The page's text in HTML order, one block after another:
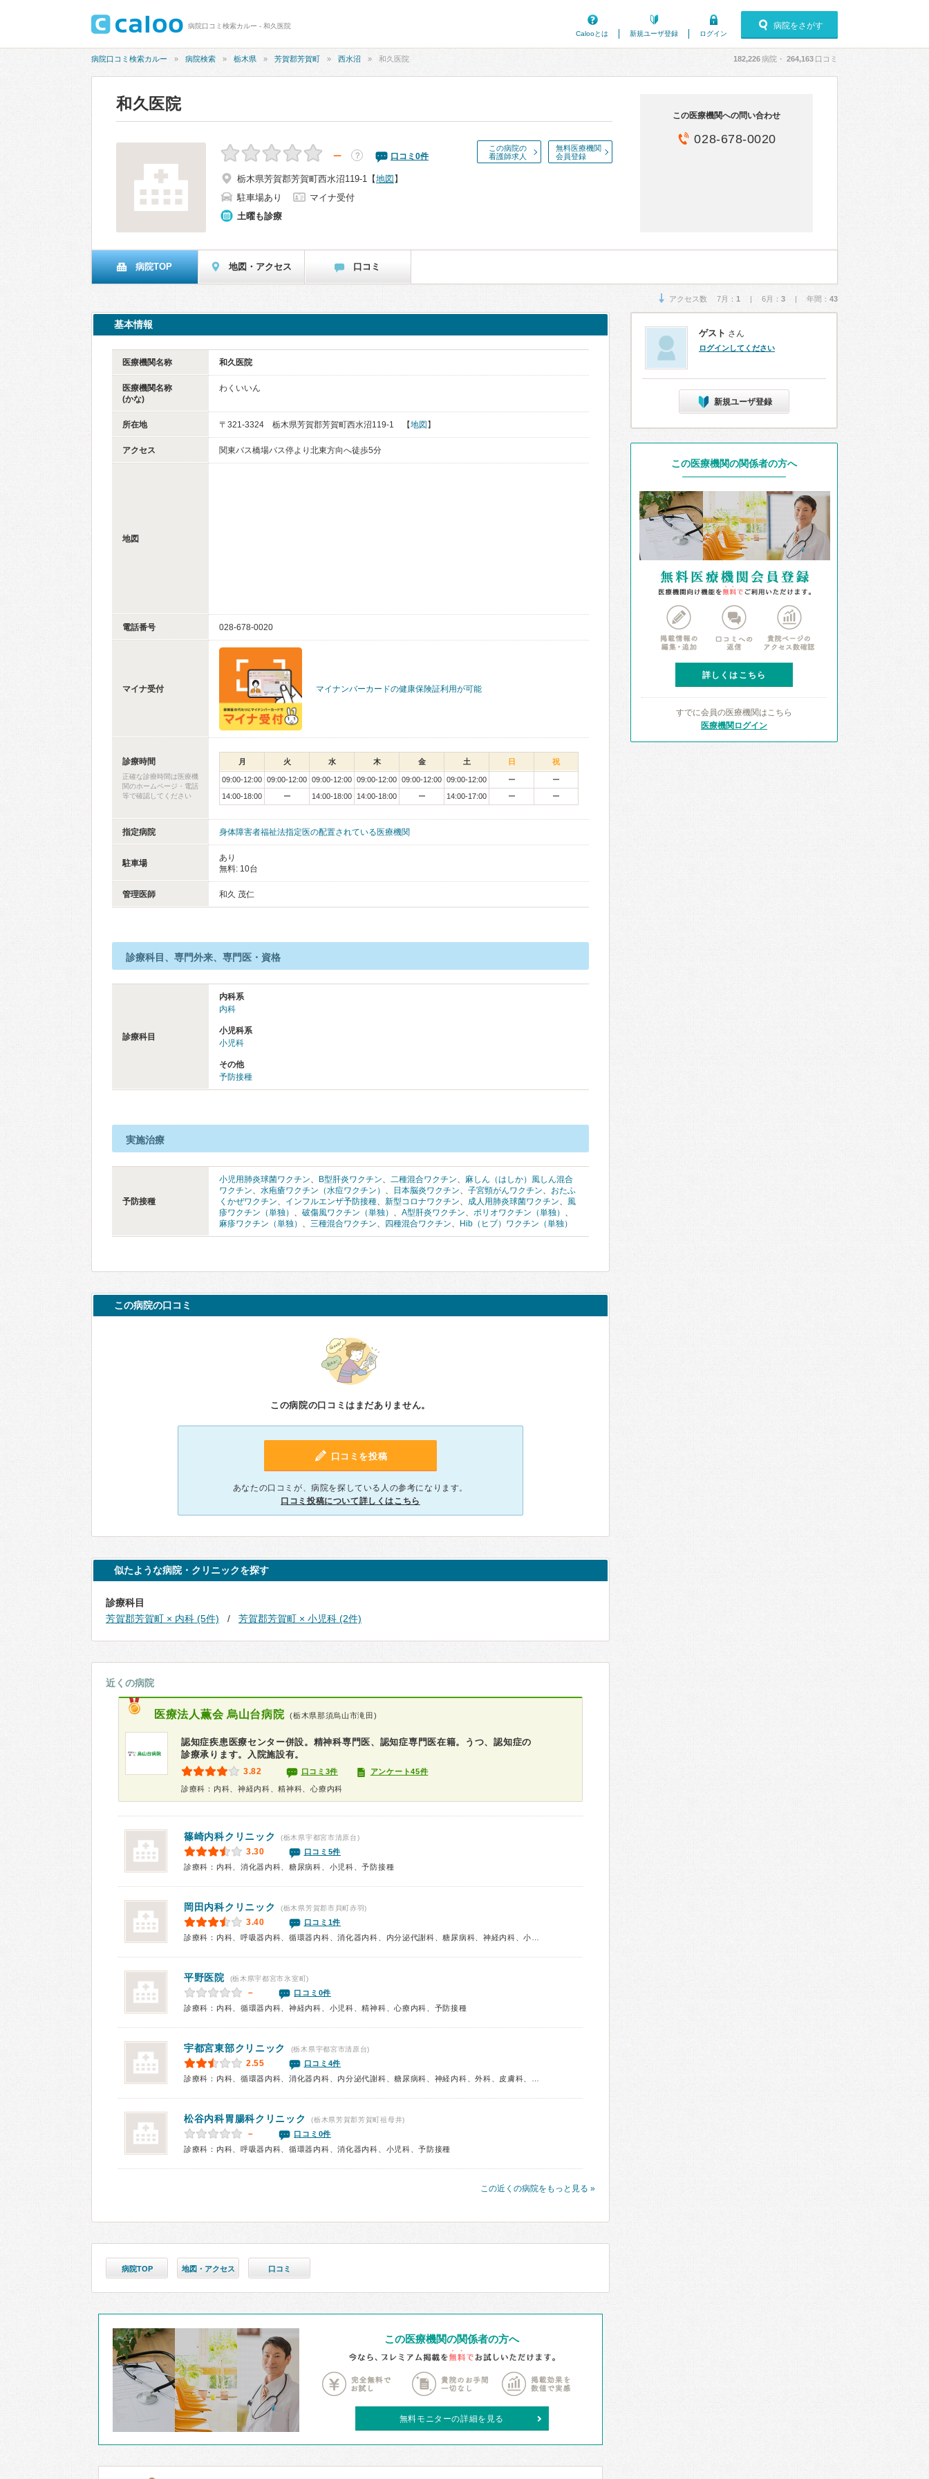
病院口コミ検索カルー - 和久医院
Calooとは
新規ユーザ登録 ログイン
病院をさがす
病院口コミ検索カルー 病院検索 栃木県 芳賀郡芳賀町 西水沼 和久医院 182,226病院・ 264,163 口コミ
和久医院
この病院の
看護師求人
無料医療機関
会員登録
－ ？ 口コミ 0件
栃木県芳賀郡芳賀町西水沼119-1 【地図 】
駐車場あり
マイナ受付
土曜も診療
この医療機関への問い合わせ
028-678-0020
病院TOP 地図・アクセス 口コミ
アクセス数 7月： 1 | 6月： 3 | 年間： 43
基本情報
医療機関名称 和久医院
医療機関名称
(かな)
わくいいん
所在地 〒321-3324 栃木県芳賀郡芳賀町西水沼119-1 【地図 】
アクセス 関東バス橋場バス停より北東方向へ徒歩5分
地図
電話番号 028-678-0020
マイナ受付 マイナンバーカードの健康保険証利用が可能
診療時間
正確な診療時間は医療機
関のホームページ・電話
等で確認してください
月 火 水 木 金 土 日 祝
09:00-12:00 09:00-12:00 09:00-12:00 09:00-12:00 09:00-12:00 09:00-12:00 ー
ー
14:00-18:00
ー 14:00-18:00 14:00-18:00 ー 14:00-17:00 ー ー
指定病院 身体障害者福祉法指定医の配置されている医療機関
駐車場
あり
無料: 10台
管理医師 和久 茂仁
診療科目、専門外来、専門医・資格
診療科目
内科系
内科
小児科系
小児科
その他
予防接種
実施治療
予防接種
小児用肺炎球菌ワクチン、 B型肝炎ワクチン、 二種混合ワクチン、 麻しん（はしか）風しん混合
ワクチン、 水疱瘡ワクチン（水痘ワクチン） 、 日本脳炎ワクチン、 子宮頸がんワクチン、 おたふ
くかぜワクチン、 インフルエンザ予防接種、 新型コロナワクチン、 成人用肺炎球菌ワクチン、 風
疹ワクチン（単独） 、 破傷風ワクチン（単独） 、 A型肝炎ワクチン、 ポリオワクチン（単独） 、
麻疹ワクチン（単独） 、 三種混合ワクチン、 四種混合ワクチン、 Hib（ヒブ）ワクチン（単独）
この病院の口コミ
この病院の口コミはまだありません。
口コミを投稿
あなたの口コミが、病院を探している人の参考になります。
口コミ投稿について詳しくはこちら
似たような病院・クリニックを探す
診療科目
芳賀郡芳賀町 × 内科 (5件)
芳賀郡芳賀町 × 小児科 (2件)
近くの病院
医療法人薫会 烏山台病院 (栃木県那須烏山市滝田)
認知症疾患医療センター併設。精神科専門医、認知症専門医在籍。うつ、認知症の
診療承ります。入院施設有。
3.82 口コミ3件 アンケート45件
診療科：内科、神経内科、精神科、心療内科
篠崎内科クリニック (栃木県宇都宮市清原台)
3.30
口コミ5件
診療科：内科、消化器内科、糖尿病科、小児科、予防接種
岡田内科クリニック (栃木県芳賀郡市貝町赤羽)
3.40
口コミ1件
平野医院 (栃木県宇都宮市氷室町)
－
口コミ0件
診療科：内科、循環器内科、神経内科、小児科、精神科、心療内科、予防接種
宇都宮東部クリニック (栃木県宇都宮市清原台)
2.55
口コミ4件
松谷内科胃腸科クリニック (栃木県芳賀郡芳賀町祖母井)
－
口コミ0件
診療科：内科、呼吸器内科、循環器内科、消化器内科、小児科、予防接種
この近くの病院をもっと見る »
病院TOP 地図・アクセス 口コミ
この医療機関の関係者の方へ
無料モニターの詳細を見る
ゲスト さん
ログインしてください
新規ユーザ登録
この医療機関の関係者の方へ
詳しくはこちら
すでに会員の医療機関はこちら
医療機関ログイン